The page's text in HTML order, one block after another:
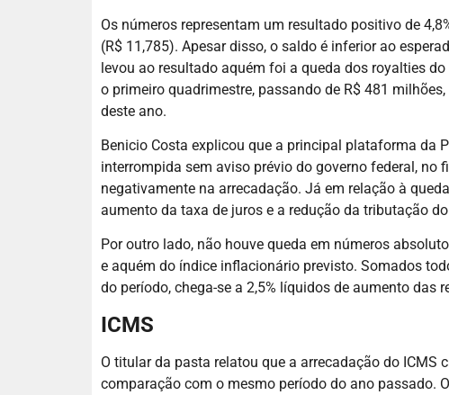
Os números representam um resultado positivo de
(R$ 11,785). Apesar disso, o saldo é inferior ao
levou ao resultado aquém foi a queda dos royalties
o primeiro quadrimestre, passando de R$ 481
deste ano.
Benicio Costa explicou que a principal plataforma da
interrompida sem aviso prévio do governo federal, no
negativamente na arrecadação. Já em relação à
aumento da taxa de juros e a redução da tributação
Por outro lado, não houve queda em números
e aquém do índice inflacionário previsto. Somados
do período, chega-se a 2,5% líquidos de aumento das
ICMS
O titular da pasta relatou que a arrecadação do ICMS
comparação com o mesmo período do ano passado.